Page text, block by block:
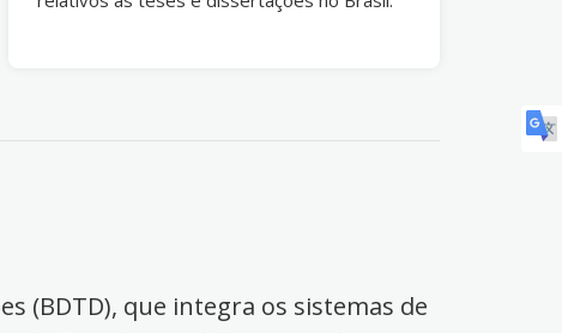
(BDTD), que integra os sistemas de